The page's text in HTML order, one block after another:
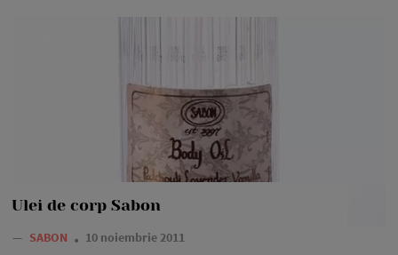
Ulei de corp Sabon
— SABON 10 noiembrie 2011